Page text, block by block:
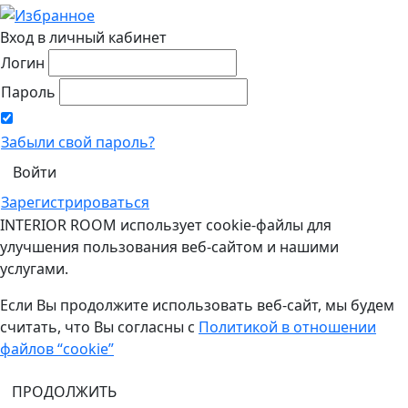
Вход в личный кабинет
Логин
Пароль
Забыли свой пароль?
Зарегистрироваться
INTERIOR ROOM использует cookie-файлы для
улучшения пользования веб-сайтом и нашими
услугами.
Если Вы продолжите использовать веб-сайт, мы будем
считать, что Вы согласны с Политикой в отношении
файлов “cookie”
ПРОДОЛЖИТЬ